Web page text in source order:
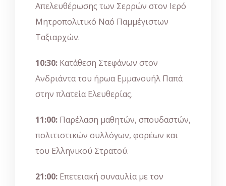
Απελευθέρωσης των Σερρών στον Ιερό
Μητροπολιτικό Ναό Παμμέγιστων
Ταξιαρχών.
10:30: Κατάθεση Στεφάνων στον
Ανδριάντα του ήρωα Εμμανουήλ Παπά
στην πλατεία Ελευθερίας.
11:00: Παρέλαση μαθητών, σπουδαστών,
πολιτιστικών συλλόγων, φορέων και
του Ελληνικού Στρατού.
21:00: Επετειακή συναυλία με τον